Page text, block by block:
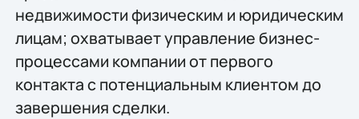
недвижимости физическим и юридическим
лицам; охватывает управление бизнес-
процессами компании от первого
контакта с потенциальным клиентом до
завершения сделки.